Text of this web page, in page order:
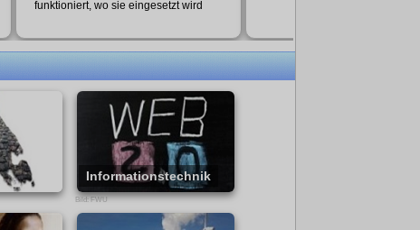
Kaufentscheidungen
Abschließend gibt es Hinweise
Geld und Schulden.
Informationstechnik
Bild: FWU